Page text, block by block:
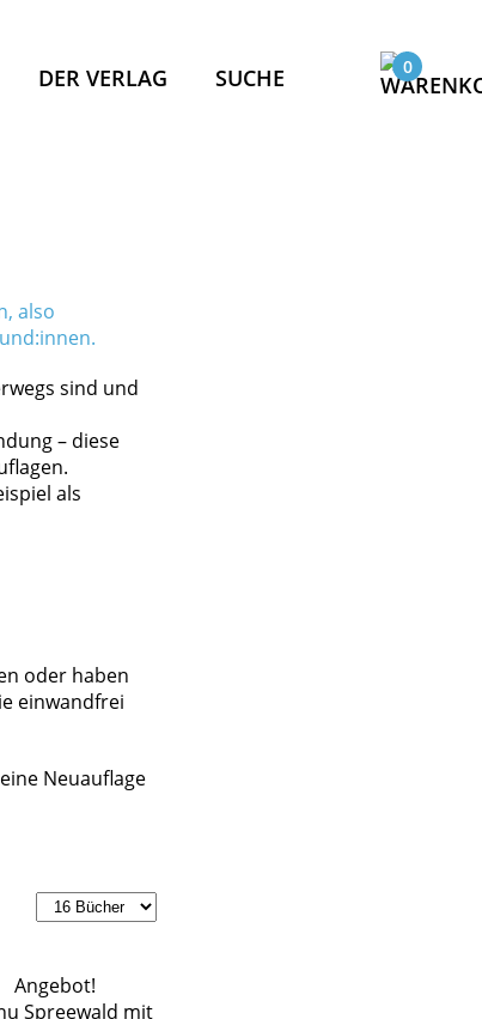
DER VERLAG SUCHE 0
also
sind und
– diese
als
oder haben
einwandfrei
Neuauflage
Angebot!